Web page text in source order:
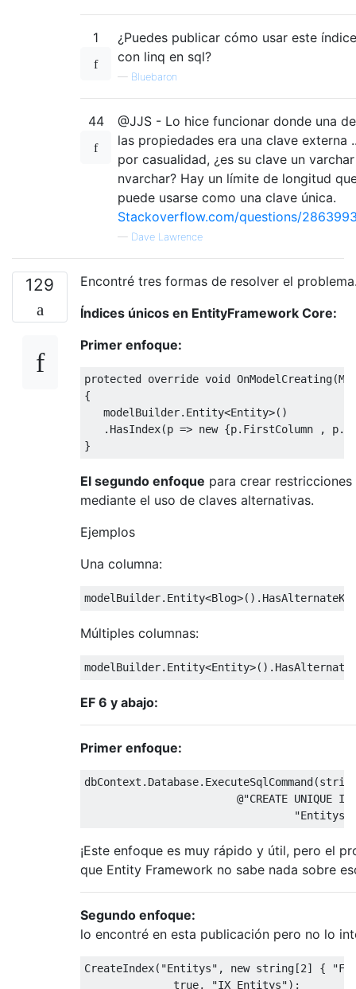
1
¿Puedes publicar cómo usar este índice
con linq en sql?
— Bluebaron
44
@JJS - Lo hice funcionar donde una de
las propiedades era una clave externa
por casualidad, ¿es su clave un
nvarchar? Hay un límite de longitud
puede usarse como una clave única.
Stackoverflow.com/questions/
— Dave Lawrence
129
Encontré tres formas de resolver el
Índices únicos en EntityFramework Core:
Primer enfoque:
protected override void OnModelCreating(
{
   modelBuilder
. Entity<Entity>()
. HasIndex(p => new {p. FirstColumn , p.
}
El segundo enfoque para crear
mediante el uso de claves alternativas.
Ejemplos
Una columna:
modelBuilder. Entity<Blog>().
Múltiples columnas:
modelBuilder. Entity<Entity>().
EF 6 y abajo:
Primer enfoque:
dbContext . Database. ExecuteSqlCommand(
@"CREATE UNIQUE
"Entitys"
¡Este enfoque es muy rápido y útil, pero el
que Entity Framework no sabe nada sobre
Segundo enfoque:
lo encontré en esta publicación pero no lo
CreateIndex( "Entitys" , new string[2] {
true, "IX_Entitys");